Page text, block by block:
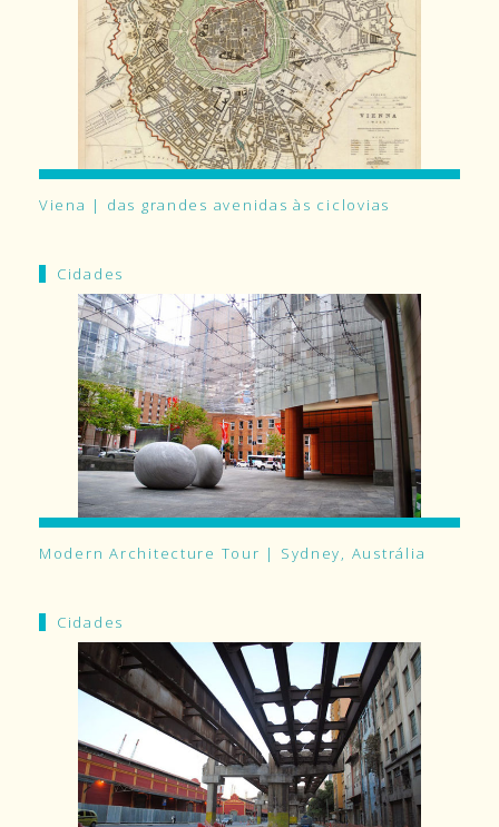
Viena | das grandes avenidas às ciclovias
Cidades
Modern Architecture Tour | Sydney, Austrália
Cidades